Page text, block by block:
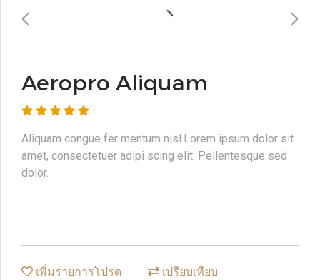
Aeropro Aliquam
Aliquam congue fer mentum nisl.Lorem ipsum dolor sit
amet, consectetuer adipi scing elit. Pellentesque sed
dolor.
เพิ่มรายการโปรด เปรียบเทียบ